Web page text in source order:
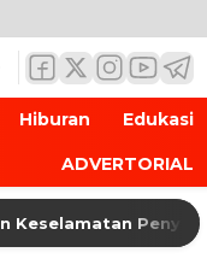
Hiburan Edukasi
ADVERTORIAL